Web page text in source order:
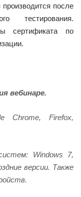
производится после
тестирования.
сертификата по
вебинаре.
Chrome, Firefox,
Windows 7,
версии. Также